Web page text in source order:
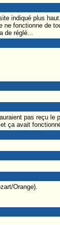
indiqué plus
fonctionne de
réglé...
pas reçu le
ça avait
Orange).